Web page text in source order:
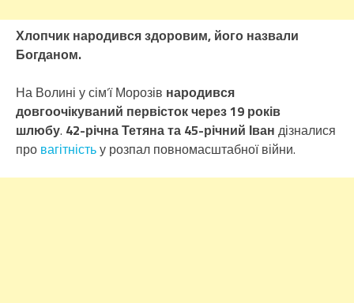
Хлопчик народився здоровим, його назвали
Богданом.
На Волині у сім’ї Морозів народився
довгоочікуваний первісток через 19 років
шлюбу. 42-річна Тетяната 45-річний Іван дізналися
про вагітністьу розпал повномасштабної війни.